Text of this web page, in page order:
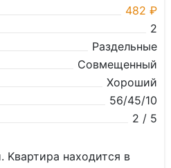
482 ₽
2
Раздельные
Совмещенный
Хороший
56/45/10
2 / 5
находится в